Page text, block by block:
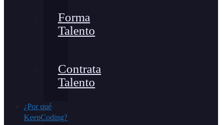
Forma
Talento
Contrata
Talento
¿Por qué
KeepCoding?